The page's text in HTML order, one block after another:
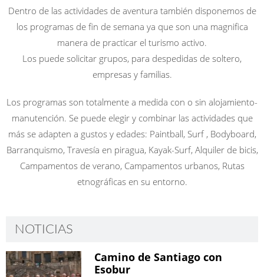
Dentro de las actividades de aventura también disponemos de
los programas de fin de semana ya que son una magnifica
manera de practicar el turismo activo.
Los puede solicitar grupos, para despedidas de soltero,
empresas y familias.
Los programas son totalmente a medida con o sin alojamiento-
manutención. Se puede elegir y combinar las actividades que
más se adapten a gustos y edades: Paintball, Surf , Bodyboard,
Barranquismo, Travesía en piragua, Kayak-Surf, Alquiler de bicis,
Campamentos de verano, Campamentos urbanos, Rutas
etnográficas en su entorno.
NOTICIAS
Camino de Santiago con
Esobur